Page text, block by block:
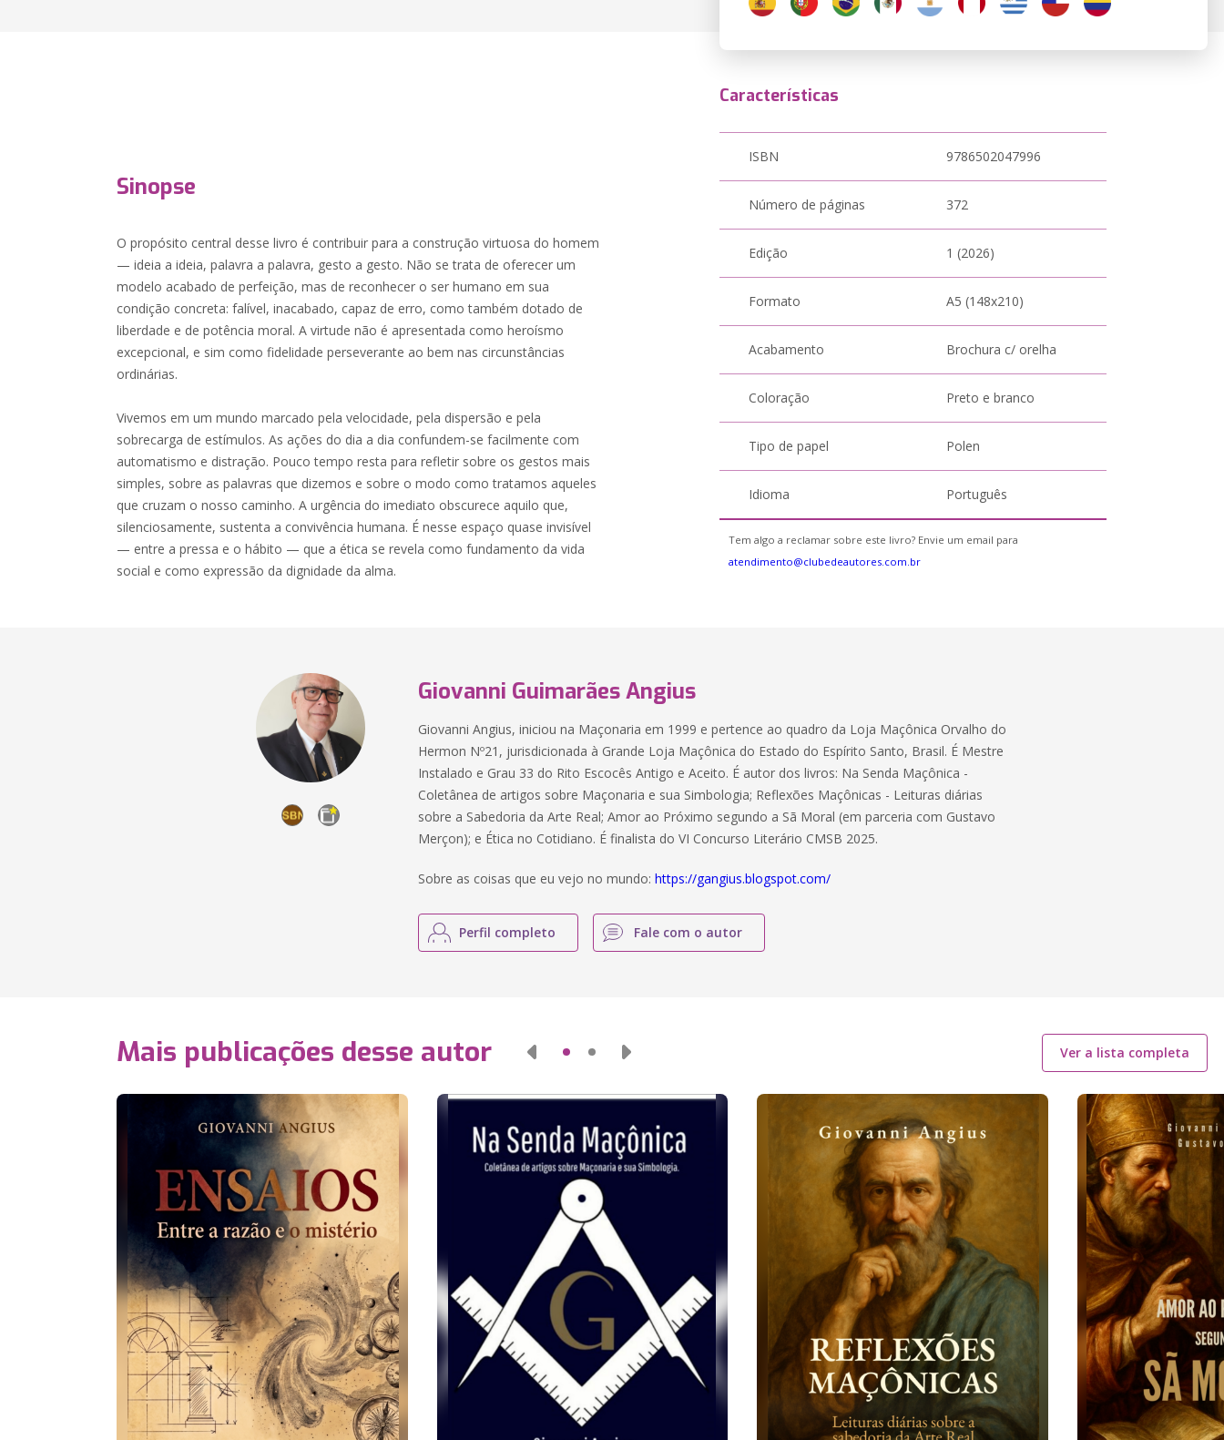
Sinopse
O propósito central desse livro é contribuir para a construção virtuosa do homem
— ideia a ideia, palavra a palavra, gesto a gesto. Não se trata de oferecer um
modelo acabado de perfeição, mas de reconhecer o ser humano em sua
condição concreta: falível, inacabado, capaz de erro, como também dotado de
liberdade e de potência moral. A virtude não é apresentada como heroísmo
excepcional, e sim como fidelidade perseverante ao bem nas circunstâncias
ordinárias.
Vivemos em um mundo marcado pela velocidade, pela dispersão e pela
sobrecarga de estímulos. As ações do dia a dia confundem-se facilmente com
automatismo e distração. Pouco tempo resta para refletir sobre os gestos mais
simples, sobre as palavras que dizemos e sobre o modo como tratamos aqueles
que cruzam o nosso caminho. A urgência do imediato obscurece aquilo que,
silenciosamente, sustenta a convivência humana. É nesse espaço quase invisível
— entre a pressa e o hábito — que a ética se revela como fundamento da vida
social e como expressão da dignidade da alma.
Características
ISBN 9786502047996
Número de páginas 372
Edição 1 (2026)
Formato A5 (148x210)
Acabamento Brochura c/ orelha
Coloração Preto e branco
Tipo de papel Polen
Idioma Português
Tem algo a reclamar sobre este livro? Envie um email para
atendimento@clubedeautores.com.br
Giovanni Guimarães Angius
Giovanni Angius, iniciou na Maçonaria em 1999 e pertence ao quadro da Loja Maçônica Orvalho do
Hermon Nº21, jurisdicionada à Grande Loja Maçônica do Estado do Espírito Santo, Brasil. É Mestre
Instalado e Grau 33 do Rito Escocês Antigo e Aceito. É autor dos livros: Na Senda Maçônica -
Coletânea de artigos sobre Maçonaria e sua Simbologia; Reflexões Maçônicas - Leituras diárias
sobre a Sabedoria da Arte Real; Amor ao Próximo segundo a Sã Moral (em parceria com Gustavo
Merçon); e Ética no Cotidiano. É finalista do VI Concurso Literário CMSB 2025.
Sobre as coisas que eu vejo no mundo:https://gangius.blogspot.com/
Perfil completo Fale com o autor
Mais publicações desse autor Ver a lista completa